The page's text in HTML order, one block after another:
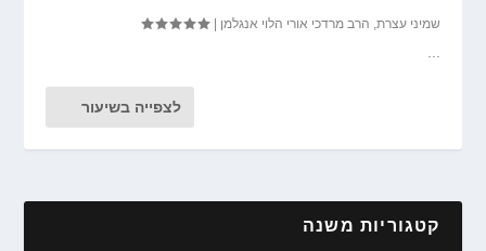
שמיני עצרת הרב מרדכי אורי הלוי אנגלמן |
לצפייה בשיעור
קטגוריות משנה